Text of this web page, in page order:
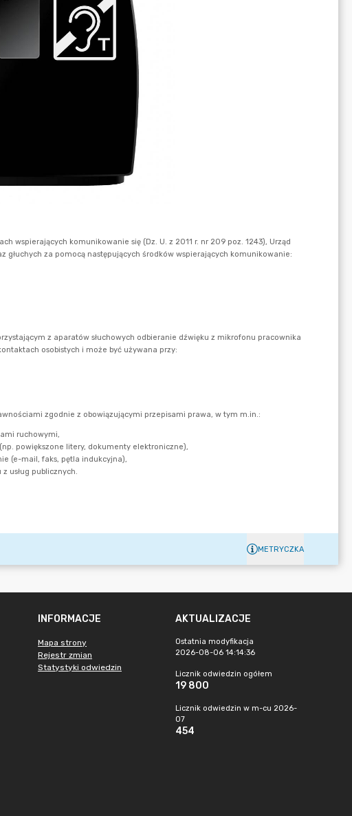
METRYCZKA
INFORMACJE
Mapa strony
Rejestr zmian
Statystyki odwiedzin
AKTUALIZACJE
Ostatnia modyfikacja
2026-08-06 14:14:36
Licznik odwiedzin ogółem
19 800
Licznik odwiedzin w m-cu 2026-
07
454